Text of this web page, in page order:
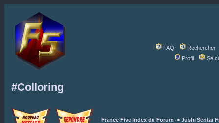
FAQ
Rechercher
Profil
Se
#Colloring
France Five Index du Forum -> Jushi Sentai